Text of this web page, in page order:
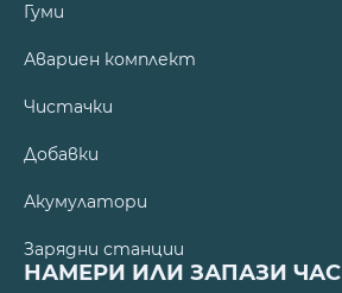
Гуми
Авариен комплект
Чистачки
Добавки
Акумулатори
Зарядни станции
НАМЕРИ ИЛИ ЗАПАЗИ ЧАС